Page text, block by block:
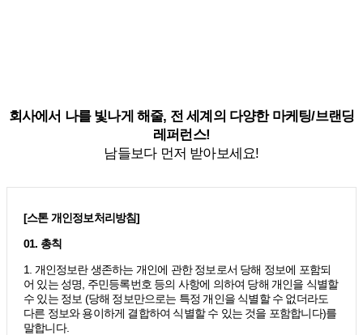
회사에서 나를 빛나게 해줄, 전 세계의 다양한 마케팅/브랜딩
레퍼런스!
남들보다 먼저 받아보세요!
[스톤 개인정보처리방침]
01. 총칙
1. 개인정보란 생존하는 개인에 관한 정보로서 당해 정보에 포함되
어 있는 성명, 주민등록번호 등의 사항에 의하여 당해 개인을 식별할
수 있는 정보 (당해 정보만으로는 특정 개인을 식별할 수 없더라도
다른 정보와 용이하게 결합하여 식별할 수 있는 것을 포함합니다)를
말합니다.